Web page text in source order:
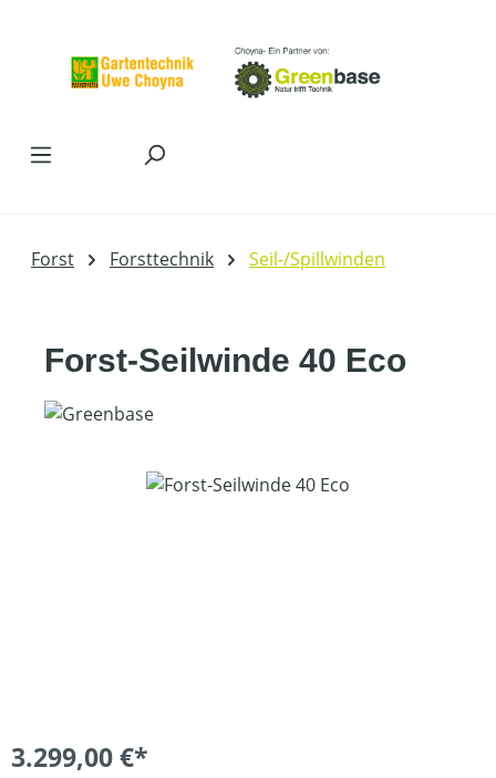
Forst Forsttechnik Seil-/Spillwinden
Forst-Seilwinde 40 Eco
Bildergalerie überspringen
3.299,00 €*